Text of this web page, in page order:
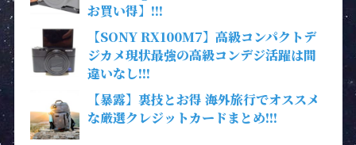
お買い得】!!!
【SONY RX100M7】高級コンパクトデ
ジカメ現状最強の高級コンデジ活躍は間
違いなし!!!
【暴露】裏技とお得 海外旅行でオススメ
な厳選クレジットカードまとめ!!!